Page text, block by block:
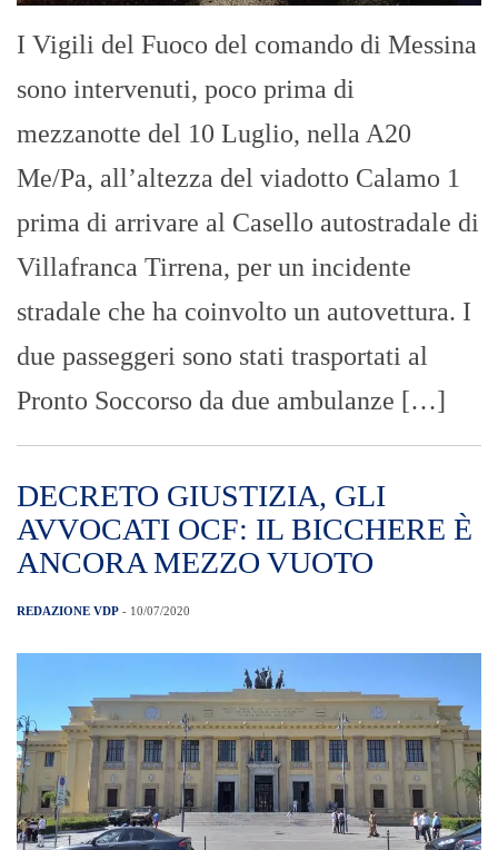
I Vigili del Fuoco del comando di Messina
sono intervenuti, poco prima di
mezzanotte del 10 Luglio, nella A20
Me/Pa, all’altezza del viadotto Calamo 1
prima di arrivare al Casello autostradale di
Villafranca Tirrena, per un incidente
stradale che ha coinvolto un autovettura. I
due passeggeri sono stati trasportati al
Pronto Soccorso da due ambulanze […]
DECRETO GIUSTIZIA, GLI
AVVOCATI OCF: IL BICCHERE È
ANCORA MEZZO VUOTO
REDAZIONE VDP - 10/07/2020